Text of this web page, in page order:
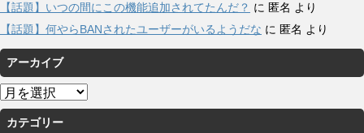
【話題】いつの間にこの機能追加されてたんだ？ に 匿名 より
【話題】何やらBANされたユーザーがいるようだな に 匿名 より
アーカイブ
ア
ー
カカテゴリー